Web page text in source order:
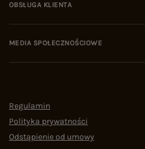
OBSŁUGA KLIENTA
MEDIA SPOŁECZNOŚCIOWE
Regulamin
Polityka prywatności
Odstąpienie od umowy